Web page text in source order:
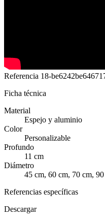
Referencia 18-
Ficha técnica
Material
Espejo y aluminio
Color
Personalizable
Profundo
11 cm
Diámetro
45 cm, 60 cm, 70 cm,
Referencias específicas
Descargar